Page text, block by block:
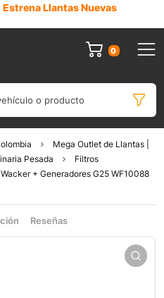
Estrena Llantas Nuevas
0
o producto
Mega Outlet de Llantas |
Pesada
Filtros
+ Generadores G25 WF10088
Reseñas